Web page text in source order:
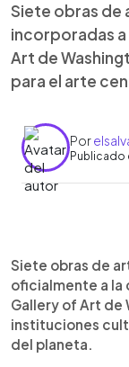
Siete obras de
incorporadas
Art de
para el arte
Por
Publicado
►
El arte
siete obras
permanente
Washington
Siete obras de
oficialmente a la
Gallery of Art de
instituciones
del planeta.